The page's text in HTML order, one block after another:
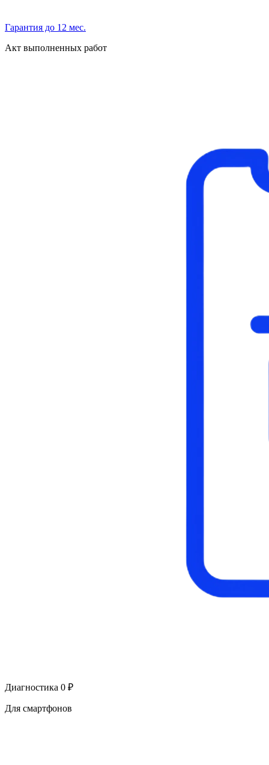
Гарантия до 12 мес.
Акт выполненных работ
Диагностика 0 ₽
Для смартфонов